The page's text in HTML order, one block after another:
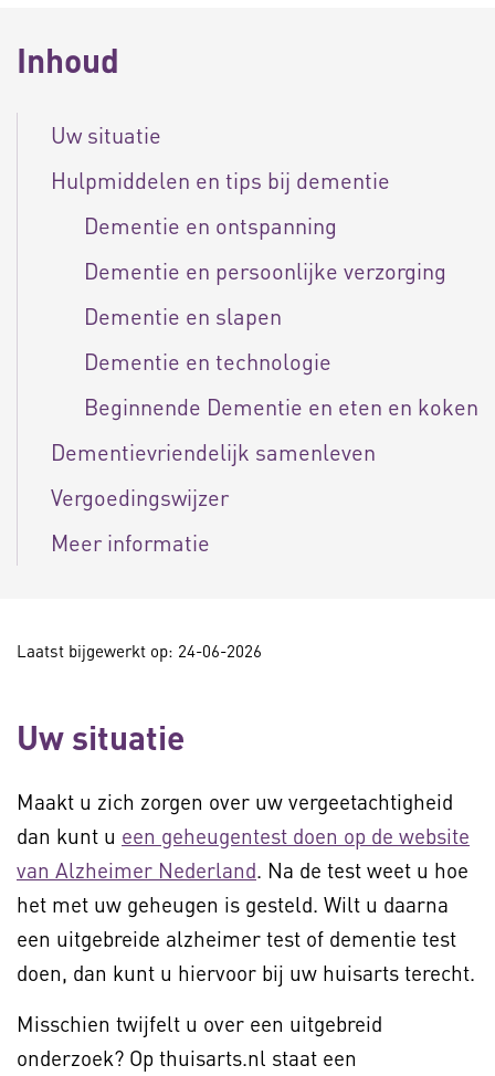
Inhoud
Uw situatie
Hulpmiddelen en tips bij dementie
Dementie en ontspanning
Dementie en persoonlijke verzorging
Dementie en slapen
Dementie en technologie
Beginnende Dementie en eten en koken
Dementievriendelijk samenleven
Vergoedingswijzer
Meer informatie
Laatst bijgewerkt op: 24-06-2026
Uw situatie
Maakt u zich zorgen over uw vergeetachtigheid
dan kunt u een geheugentest doen op de website
van Alzheimer Nederland. Na de test weet u hoe
het met uw geheugen is gesteld. Wilt u daarna
een uitgebreide alzheimer test of dementie test
doen, dan kunt u hiervoor bij uw huisarts terecht.
Misschien twijfelt u over een uitgebreid
onderzoek? Op thuisarts.nl staat een